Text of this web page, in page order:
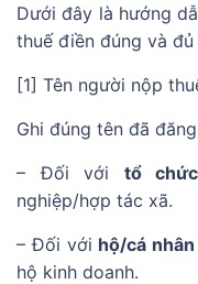
Dưới đây là hướng
thuế điền đúng và
[1] Tên người nộp
Ghi đúng tên đã
– Đối với tổ chức
nghiệp/hợp tác xã.
– Đối với hộ/cá
hộ kinh doanh.